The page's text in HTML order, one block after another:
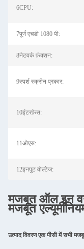
6CPU:
7पूर्ण एचडी 1080 पी:
8नेटवर्क फ़ंक्शन:
9स्पर्श स्क्रीन प्रकार:
10इंटरफ़ेस:
11ओएस:
12इनपुट वोल्टेज:
मजबूत ऑल इन
मजबूत
उत्पाद विवरण एक पीसी में सभी